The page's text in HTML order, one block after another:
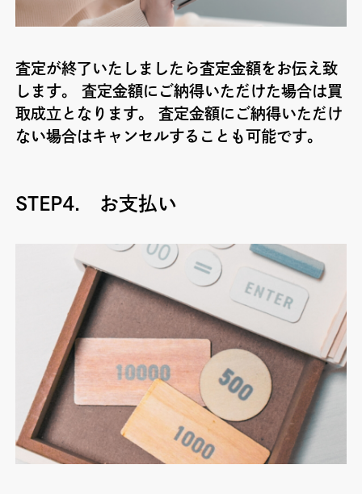
査定が終了いたしましたら査定金額をお伝え致
します。 査定金額にご納得いただけた場合は買
取成立となります。 査定金額にご納得いただけ
ない場合はキャンセルすることも可能です。
STEP4. お支払い